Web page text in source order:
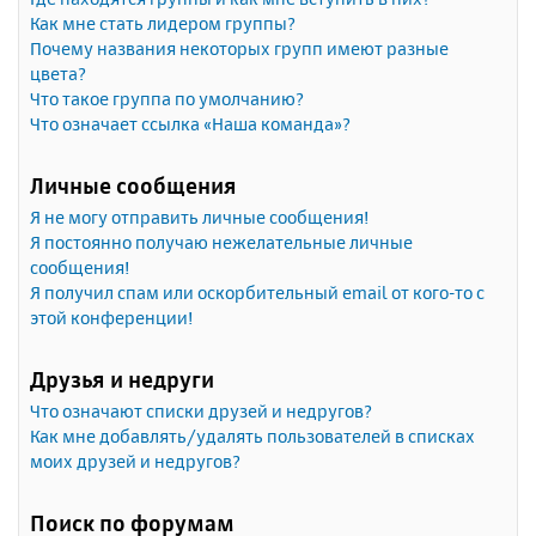
Как мне стать лидером группы?
Почему названия некоторых групп имеют разные
цвета?
Что такое группа по умолчанию?
Что означает ссылка «Наша команда»?
Личные сообщения
Я не могу отправить личные сообщения!
Я постоянно получаю нежелательные личные
сообщения!
Я получил спам или оскорбительный email от кого-то с
этой конференции!
Друзья и недруги
Что означают списки друзей и недругов?
Как мне добавлять/удалять пользователей в списках
моих друзей и недругов?
Поиск по форумам